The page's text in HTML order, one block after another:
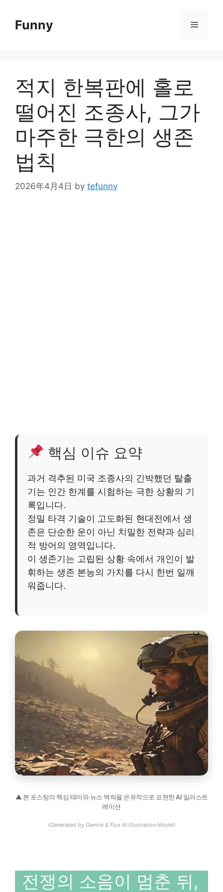
contentFunny Menu
적지 한복판에 홀로
떨어진 조종사, 그가
마주한 극한의 생존
법칙
2026年4月4日 by tefunny
핵심 이슈 요약
과거 격추된 미국 조종사의 긴박했던 탈출
기는 인간 한계를 시험하는 극한 상황의 기
록입니다.
정밀 타격 기술이 고도화된 현대전에서 생
존은 단순한 운이 아닌 치밀한 전략과 심리
적 방어의 영역입니다.
이 생존기는 고립된 상황 속에서 개인이 발
휘하는 생존 본능의 가치를 다시 한번 일깨
워줍니다.
▲ 본 포스팅의 핵심 테마와 뉴스 맥락을 은유적으로 표현한 AI 일러스트
레이션
(Generated by Gemini & Flux AI Illustration Model)
전쟁의 소음이 멈춘 뒤,